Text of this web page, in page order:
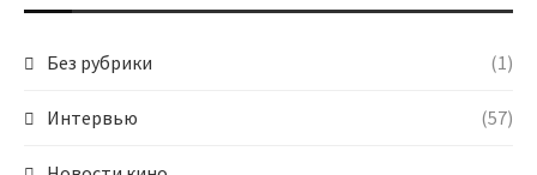
Без рубрики (1)
Интервью (57)